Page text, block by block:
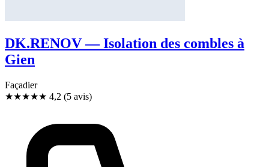
DK.RENOV — Isolation des combles à
Gien
Façadier
★★★★★ 4,2 (5 avis)